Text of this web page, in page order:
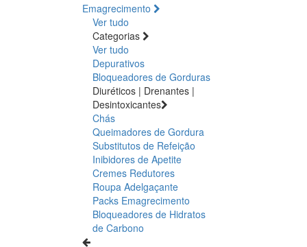
Emagrecimento
Ver tudo
Categorias
Ver tudo
Depurativos
Bloqueadores de Gorduras
Diuréticos | Drenantes |
Desintoxicantes
Chás
Queimadores de Gordura
Substitutos de Refeição
Inibidores de Apetite
Cremes Redutores
Roupa Adelgaçante
Packs Emagrecimento
Bloqueadores de Hidratos
de Carbono